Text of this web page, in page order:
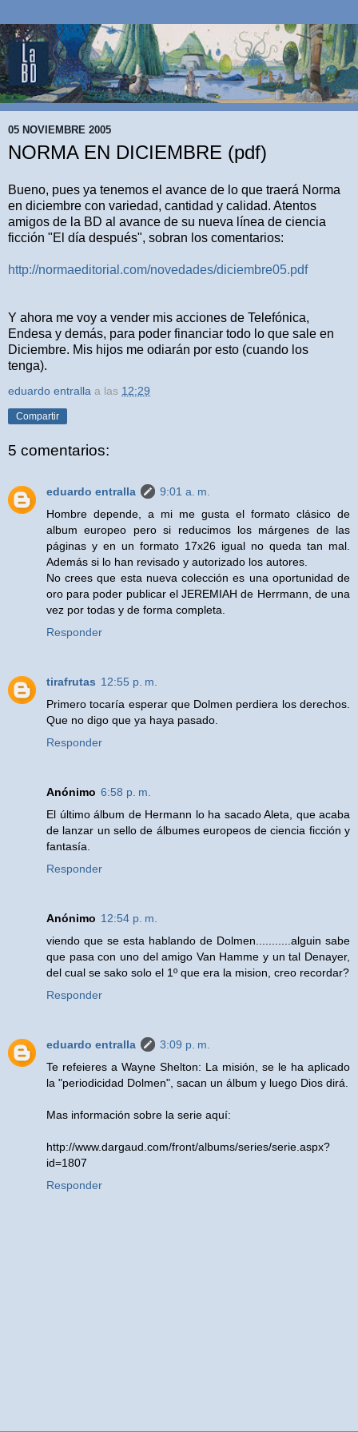
05 NOVIEMBRE 2005
NORMA EN DICIEMBRE (pdf)
Bueno, pues ya tenemos el avance de lo que traerá Norma
en diciembre con variedad, cantidad y calidad. Atentos
amigos de la BD al avance de su nueva línea de ciencia
ficción "El día después", sobran los comentarios:
http://normaeditorial.com/novedades/diciembre05.pdf
Y ahora me voy a vender mis acciones de Telefónica,
Endesa y demás, para poder financiar todo lo que sale en
Diciembre. Mis hijos me odiarán por esto (cuando los
tenga).
eduardo entralla a las 12:29
Compartir
5 comentarios:
eduardo entralla
9:01 a. m.
Hombre depende, a mi me gusta el formato clásico de
album europeo pero si reducimos los márgenes de las
páginas y en un formato 17x26 igual no queda tan mal.
Además si lo han revisado y autorizado los autores.
No crees que esta nueva colección es una oportunidad de
oro para poder publicar el JEREMIAH de Herrmann, de una
vez por todas y de forma completa.
Responder
tirafrutas 12:55 p. m.
Primero tocaría esperar que Dolmen perdiera los derechos.
Que no digo que ya haya pasado.
Responder
Anónimo 6:58 p. m.
El último álbum de Hermann lo ha sacado Aleta, que acaba
de lanzar un sello de álbumes europeos de ciencia ficción y
fantasía.
Responder
Anónimo 12:54 p. m.
viendo que se esta hablando de Dolmen...........alguin sabe
que pasa con uno del amigo Van Hamme y un tal Denayer,
del cual se sako solo el 1º que era la mision, creo recordar?
Responder
eduardo entralla
3:09 p. m.
Te refeieres a Wayne Shelton: La misión, se le ha aplicado
la "periodicidad Dolmen", sacan un álbum y luego Dios dirá.
Mas información sobre la serie aquí:
http://www.dargaud.com/front/albums/series/serie.aspx?
id=1807
Responder